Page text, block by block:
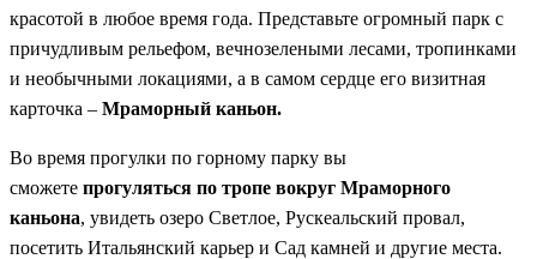
красотой в любое время года. Представьте огромный парк с
причудливым рельефом, вечнозелеными лесами, тропинками
и необычными локациями, а в самом сердце его визитная
карточка – Мраморный каньон.
Во время прогулки по горному парку вы
сможете прогуляться по тропе вокруг Мраморного
каньона, увидеть озеро Светлое, Рускеальский провал,
посетить Итальянский карьер и Сад камней и другие места.